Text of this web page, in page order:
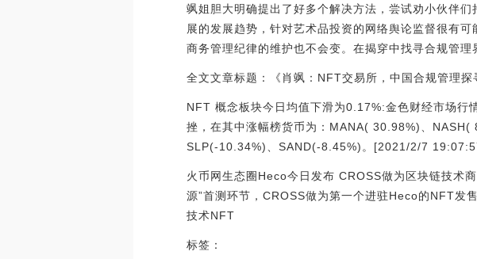
飒姐胆大明确提出了好多个解决方法，尝试劝小伙伴
展的发展趋势，针对艺术品投资的网络舆论监督很有
商务管理纪律的维护也不会变。在揭穿中找寻合规管
全文文章标题：《肖飒：NFT交易所，中国合规管理探
NFT 概念板块今日均值下滑为0.17%:金色财经市场
挫，在其中涨幅榜货币为：MANA( 30.98%)、
SLP(-10.34%)、SAND(-8.45%)。[2021/2/7
火币网生态圈Heco今日发布 CROSS做为区块链技术
源”首测环节，CROSS做为第一个进驻Heco的NFT发
技术NFT
标签：